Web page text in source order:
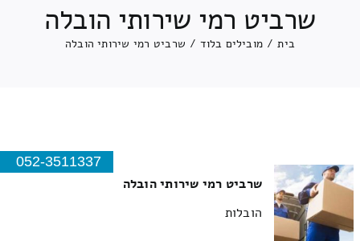
שרביט רמי שירותי הובלה
בית / מובילים בלוד / שרביט רמי שירותי הובלה
052-3511337
שרביט רמי שירותי הובלה
הובלות